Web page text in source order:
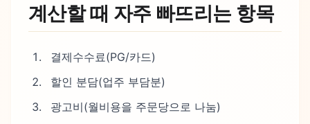
계산할 때 자주 빠뜨리는 항목
결제수수료(PG/카드)
할인 분담(업주 부담분)
광고비(월비용을 주문당으로 나눔)